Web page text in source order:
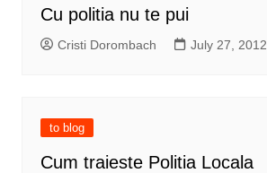
Cu politia nu te pui
Cristi Dorombach July 27, 2012
to blog
Cum traieste Politia Locala